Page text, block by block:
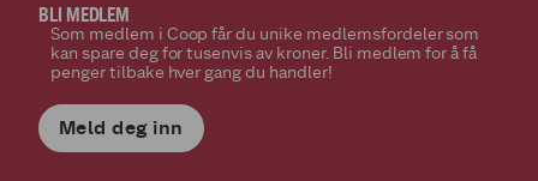
BLI MEDLEM
Som medlem i Coop får du unike medlemsfordeler som
kan spare deg for tusenvis av kroner. Bli medlem for å få
penger tilbake hver gang du handler!
Meld deg inn